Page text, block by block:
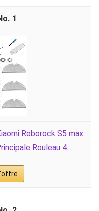
1
Roborock S5 max
Rouleau 4...